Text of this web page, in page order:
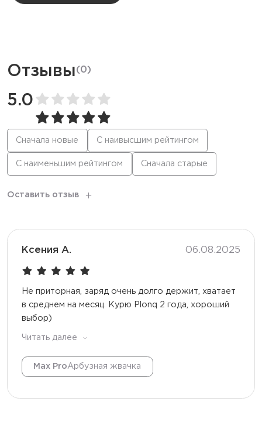
Режим
Количество вкусов
Меш
Перезарядка Type-C
Отзывы (0)
5.0
Сначала новые С наивысшим рейтингом
С наименьшим рейтингом Сначала старые
Оставить отзыв
Ксения А. 06.08.2025
Не приторная, заряд очень долго держит, хватает
в среднем на месяц. Курю Plonq 2 года, хороший
выбор)
Читать далее
Max ProАрбузная жвачка